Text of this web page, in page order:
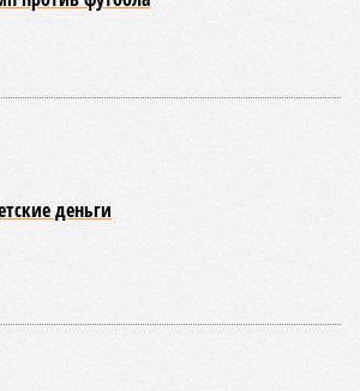
оценили число остающихся в городе